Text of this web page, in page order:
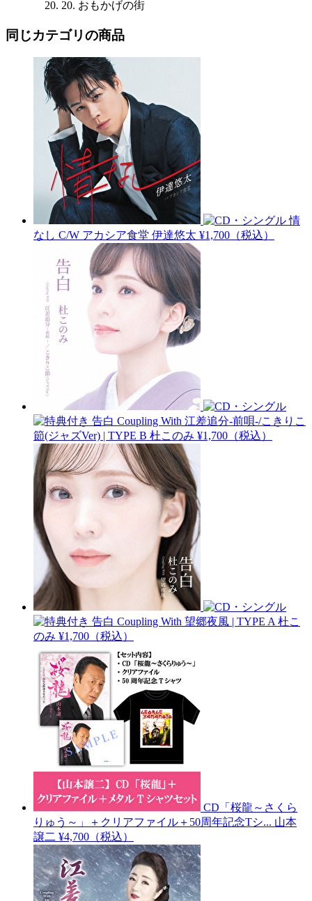
20. おもかげの街
同じカテゴリの商品
情
なし C/W アカシア食堂 伊達悠太 ¥1,700（税込）
告白 Coupling With 江差追分-前唄-/こきりこ
節(ジャズVer) | TYPE B 杜このみ ¥1,700（税込）
告白 Coupling With 望郷夜風 | TYPE A 杜こ
のみ ¥1,700（税込）
CD「桜龍～さくら
りゅう～」＋クリアファイル＋50周年記念Tシ... 山本
譲二 ¥4,700（税込）